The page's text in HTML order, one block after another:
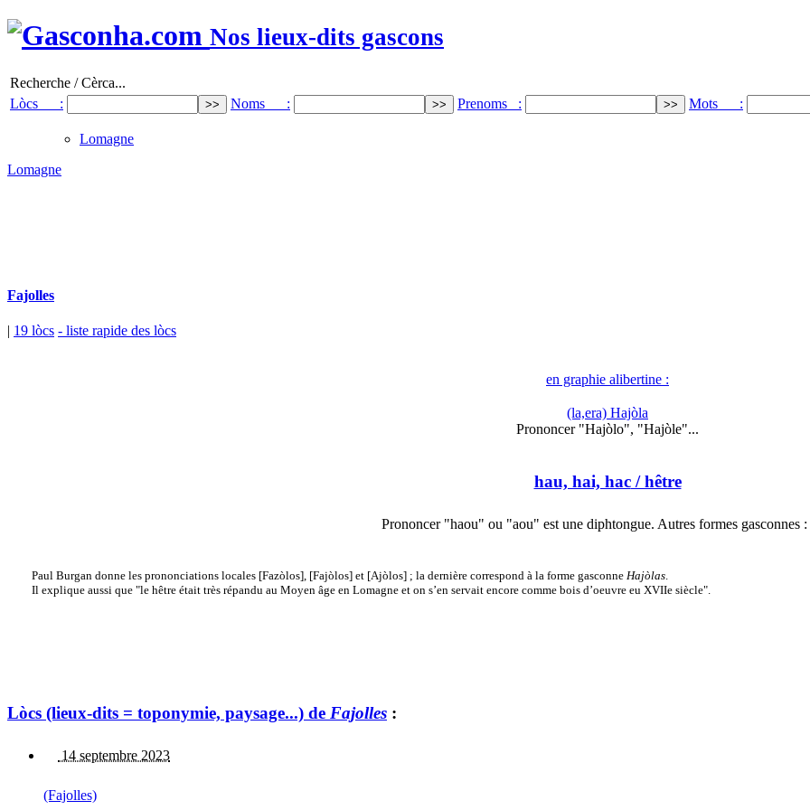
Nos lieux-dits gascons
Recherche / Cèrca...
Lòcs :
Noms : Prenoms : Mots :
Lomagne
Lomagne
Fajolles
| 19 lòcs - liste rapide des lòcs
en graphie alibertine :
(la,era) Hajòla
Prononcer "Hajòlo", "Hajòle"...
hau, hai, hac/ hêtre
Prononcer "haou" ou "aou" est une diphtongue. Autres formes gasconnes
Paul Burgan donne les prononciations locales [Fazòlos], [Fajòlos] et [Ajòlos] ; la dernière correspond à la forme gasconne Hajòlas.
Il explique aussi que "le hêtre était très répandu au Moyen âge en Lomagne et on s’en servait encore comme bois d’oeuvre eu XVIIe siècle".
Lòcs (lieux-dits = toponymie, paysage...) de Fajolles :
14 septembre 2023
(Fajolles)